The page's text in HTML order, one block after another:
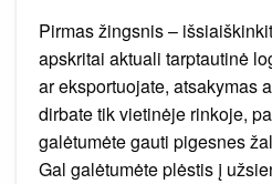
Pirmas žingsnis –
apskritai aktuali tarptautinė
ar eksportuojate, atsakymas
dirbate tik vietinėje rinkoje,
galėtumėte gauti pigesnes
Gal galėtumėte plėstis į